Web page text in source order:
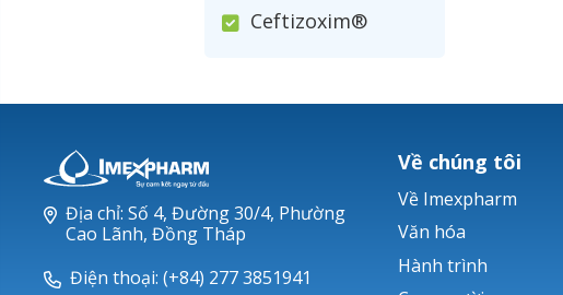
Ceftizoxim®
Nerusyn®
Ticarlinat®
Zobacta®
Địa chỉ: Số 4, Đường 30/4, Phường
Cao Lãnh, Đồng Tháp
Điện thoại: (+84) 277 3851941
Về chúng tôi
Về Imexpharm
Văn hóa
Hành trình